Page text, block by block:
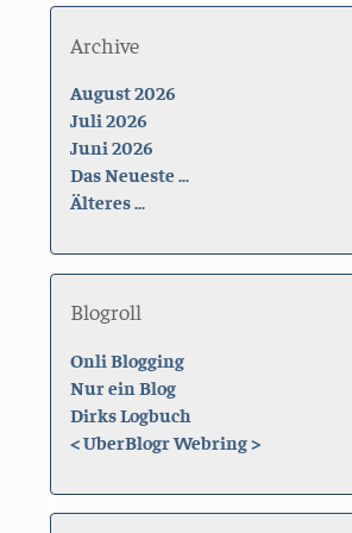
Archive
August 2026
Juli 2026
Juni 2026
Das Neueste ...
Älteres ...
Blogroll
Onli Blogging
Nur ein Blog
Dirks Logbuch
<UberBlogr Webring>